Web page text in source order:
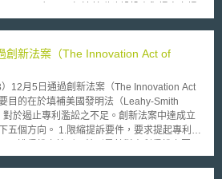
份報告顯示，在創新質
質量上得分較高的中等收入經濟體則有中國、
新討論、指引各項政策、強調良好的作法，
關政策表現進行評估。全球創新指數創造出一
因素得到持續評估，其特色列舉如下： 1. 141
79項指標所得出之數據、排名與優勢情形。
標所得出的79個數據表，其中55個是可靠數
卷調查。 3. 公開透明且可複製的計算方法，
指數、產出和投入分項指數）有90%的置信區
年全球創新指數是以兩個
超高速寬頻市場競爭
外，BT與其他網路業者所簽訂的「批發契
，時限亦從現行1年縮短至1個月，以增加公平
更換高速寬頻業者時，新業者皆須付
但這筆費用卻通常轉嫁至消費者，故Ofcom未
民眾負擔。Ofcom這次要求BT合理化服務品質
價格管制，其原因在於BT確實受到Virgin
及防範管制後BT不願再進行鋪設光纖之可能。
價上，
創新法案（The Innovation Act of
月5日通過創新法案（The Innovation Act
目的在於填補美國發明法（Leahy-Smith
於遏止專利濫訟之不足。創新法案中達成立
件，要求提起專利訴
體（Non-practice Patents Entity，NPE）不